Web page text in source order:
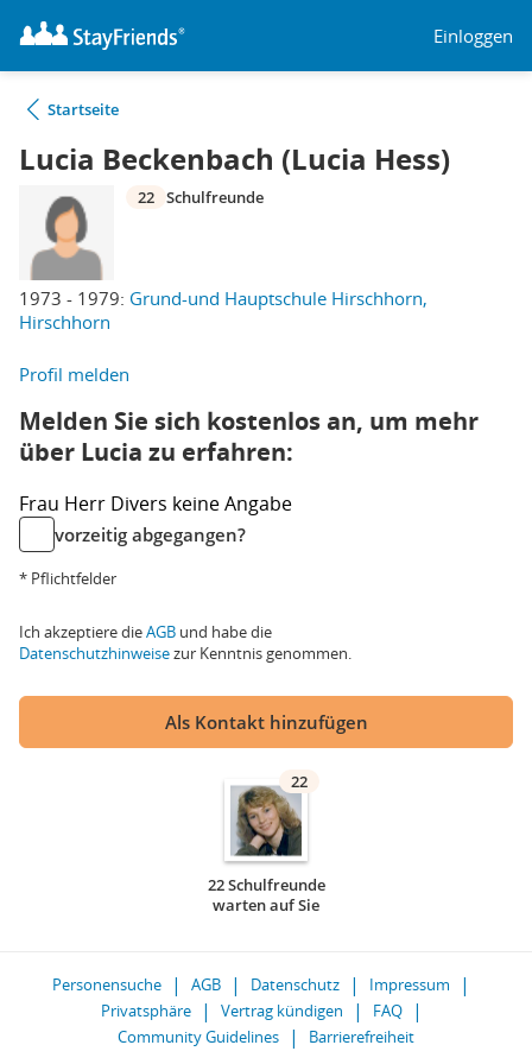
Einloggen
Startseite
Lucia Beckenbach (Lucia Hess)
1973 - 1979: Grund-und Hauptschule Hirschhorn,
Hirschhorn
22 Schulfreunde
Profil melden
Melden Sie sich kostenlos an, um mehr
über Lucia zu erfahren:
Frau Herr Divers keine Angabe
vorzeitig abgegangen?
* Pflichtfelder
Ich akzeptiere dieAGB und habe die
Datenschutzhinweisezur Kenntnis genommen.
Als Kontakt hinzufügen
22
22 Schulfreunde
warten auf Sie
Personensuche AGB Datenschutz
Impressum
Privatsphäre
Vertrag kündigen
FAQ
Community Guidelines
Barrierefreiheit